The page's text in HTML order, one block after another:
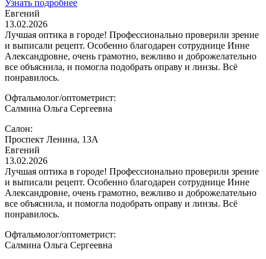
Узнать подробнее
Евгений
13.02.2026
Лучшая оптика в городе! Профессионально проверили зрение
и выписали рецепт. Особенно благодарен сотруднице Инне
Александровне, очень грамотно, вежливо и доброжелательно
все объяснила, и помогла подобрать оправу и линзы. Всё
понравилось.
Офтальмолог/оптометрист:
Салмина Ольга Сергеевна
Салон:
Проспект Ленина, 13А
Евгений
13.02.2026
Лучшая оптика в городе! Профессионально проверили зрение
и выписали рецепт. Особенно благодарен сотруднице Инне
Александровне, очень грамотно, вежливо и доброжелательно
все объяснила, и помогла подобрать оправу и линзы. Всё
понравилось.
Офтальмолог/оптометрист:
Салмина Ольга Сергеевна